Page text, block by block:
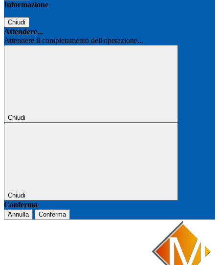
Informazione
Chiudi
Attendere...
Attendere il completamento dell'operazione...
Chiudi
Chiudi
Conferma
Annulla Conferma